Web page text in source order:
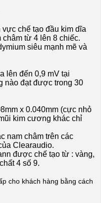
chế tạo đầu kim dĩa
từ 4 lên 8 chiếc.
siêu mạnh mẽ và
lên đến 0,9 mV tại
nào đạt được trong 30
x 0.040mm (cực nhỏ
kim cương khác chỉ
nam châm trên các
Clearaudio.
được chế tạo từ : vàng,
4 số 9.
cho khách hàng bằng cách